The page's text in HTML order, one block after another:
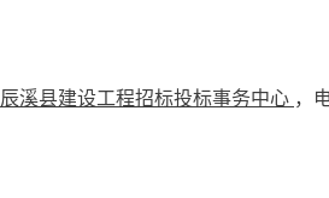
辰溪县建设工程招标投标事务中心 ，